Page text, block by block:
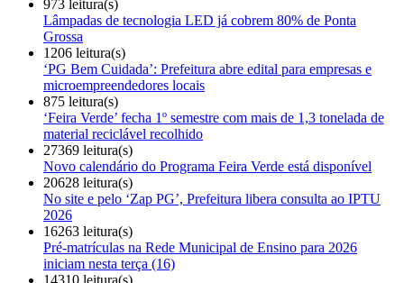
973 leitura(s)
Lâmpadas de tecnologia LED já cobrem 80% de Ponta
Grossa
1206 leitura(s)
‘PG Bem Cuidada’: Prefeitura abre edital para empresas e
microempreendedores locais
875 leitura(s)
‘Feira Verde’ fecha 1º semestre com mais de 1,3 tonelada de
material reciclável recolhido
27369 leitura(s)
Novo calendário do Programa Feira Verde está disponível
20628 leitura(s)
No site e pelo ‘Zap PG’, Prefeitura libera consulta ao IPTU
2026
16263 leitura(s)
Pré-matrículas na Rede Municipal de Ensino para 2026
iniciam nesta terça (16)